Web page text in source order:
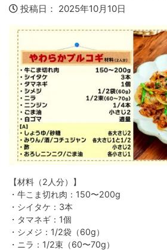
投稿日： 2025年10月10日
【材料（2人分）】
・牛こま切れ肉：150〜200g
・シイタケ：3本
・タマネギ：1個
・シメジ：1/2袋（60g）
・ニラ：1/2束（60〜70g）